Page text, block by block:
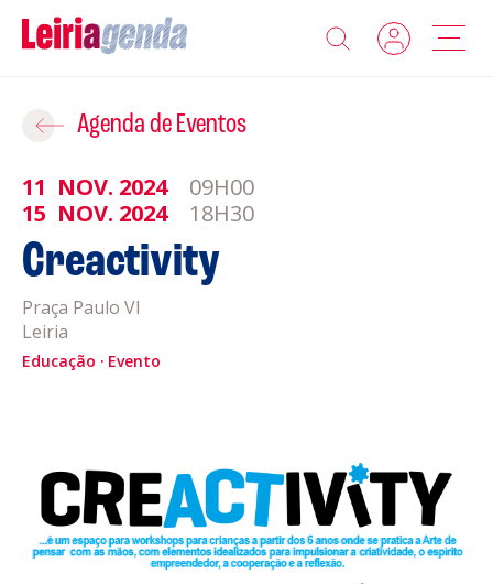
Agenda
Sobre a Leiriagenda
Promotores
Clubes Desportivos
Contactos
Política de Cookies
Acompanhe a Leiria Agenda
Agenda de Eventos
11 NOV. 2024
09H00
15 NOV. 2024 18H30
Creactivity
Praça Paulo VI
Leiria
Educação Evento
Adicionar ao Roteiro
ROTEIROS EXISTENTES